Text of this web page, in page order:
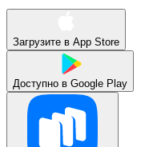
Загрузите в App Store
Доступно в Google Play